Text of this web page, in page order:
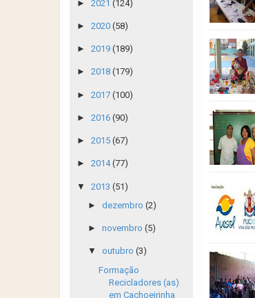
► 2021 (124)
► 2020 (58)
► 2019 (189)
► 2018 (179)
► 2017 (100)
► 2016 (90)
► 2015 (67)
► 2014(77)
▼ 2013 (51)
► dezembro (2)
► novembro (5)
▼ outubro (3)
Formação
Recicladores (as)
em Cachoeirinha